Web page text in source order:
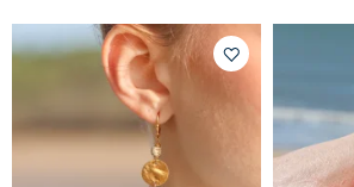
Ajouter
à